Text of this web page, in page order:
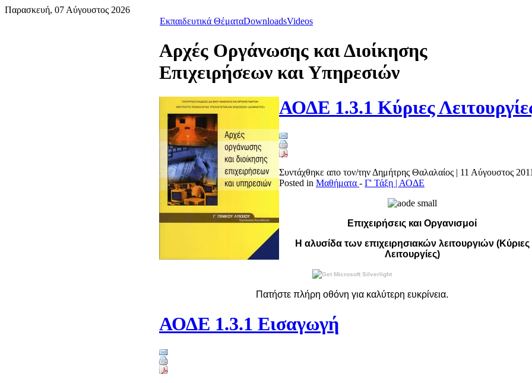
Παρασκευή, 07 Αύγουστος 2026
Εκπαιδευτικά ΘέματαDownloadsVideos
Αρχές Οργάνωσης και Διοίκησης
Επιχειρήσεων και Υπηρεσιών
ΑΟΔΕ 1.3.1 Κύριες
Συντάχθηκε απο τον/την Δημήτρης Θαλαλαίος | 11 Αύγουστος
Posted in Μαθήματα - Γ' Τάξη | ΑΟΔΕ
Επιχειρήσεις και Οργανισμοί
Η αλυσίδα των επιχειρησιακών λειτουργιών (Κύριες
Λειτουργίες)
Πατήστε πλήρη οθόνη για καλύτερη ευκρίνεια.
ΑΟΔΕ 1.3.1 Εισαγωγή